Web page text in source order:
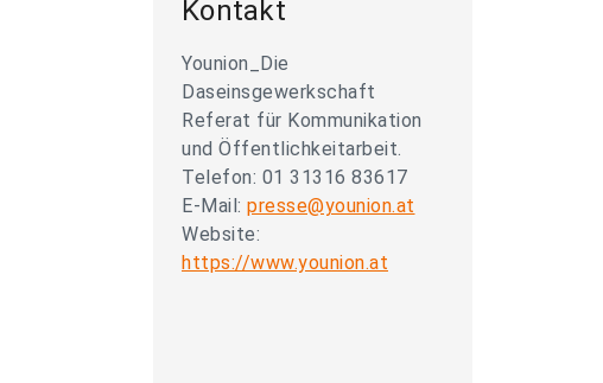
Kontakt
Younion_Die
Daseinsgewerkschaft
Referat für Kommunikation
und Öffentlichkeitarbeit.
Telefon: 01 31316 83617
E-Mail: presse@younion.at
Website:
https://www.younion.at